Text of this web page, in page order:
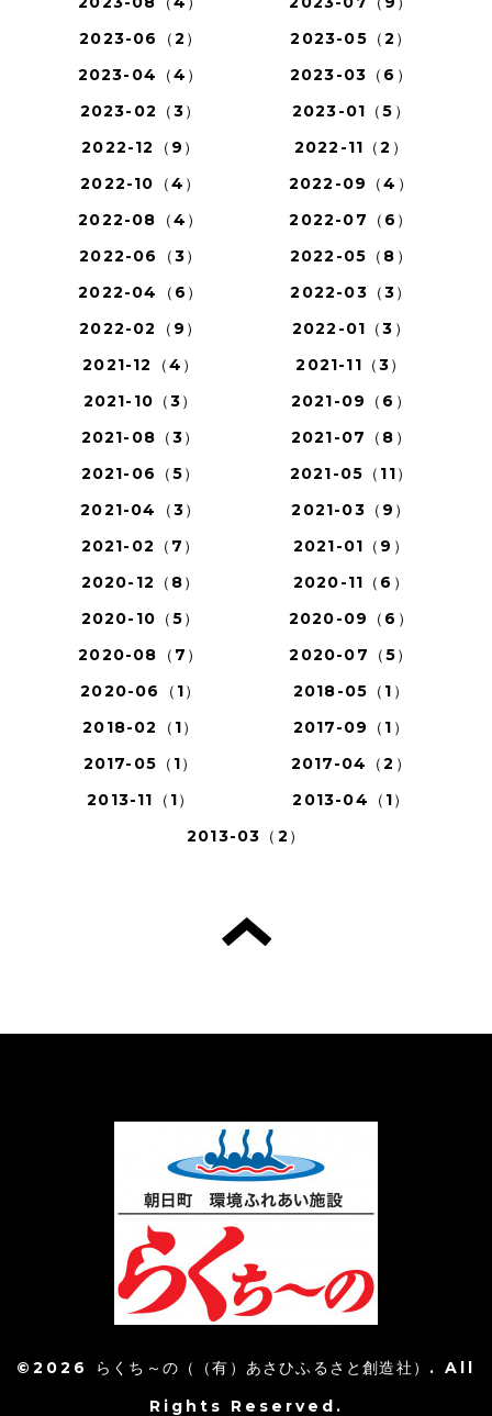
2023-06（2）
2023-05（2）
2023-04（4）
2023-03（6）
2023-02（3）
2023-01（5）
2022-12（9）
2022-11（2）
2022-10（4）
2022-09（4）
2022-08（4）
2022-07（6）
2022-06（3）
2022-05（8）
2022-04（6）
2022-03（3）
2022-02（9）
2022-01（3）
2021-12（4）
2021-11（3）
2021-10（3）
2021-09（6）
2021-08（3）
2021-07（8）
2021-06（5）
2021-05（11）
2021-04（3）
2021-03（9）
2021-02（7）
2021-01（9）
2020-12（8）
2020-11（6）
2020-10（5）
2020-09（6）
2020-08（7）
2020-07（5）
2020-06（1）
2018-05（1）
2018-02（1）
2017-09（1）
2017-05（1）
2017-04（2）
2013-11（1）
2013-04（1）
2013-03（2）
©2026 らくち～の（（有）あさひふるさと創造社） . All
Rights Reserved.